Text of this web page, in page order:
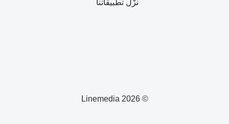
© 2026 Linemedia
نزّل تطبيقاتنا